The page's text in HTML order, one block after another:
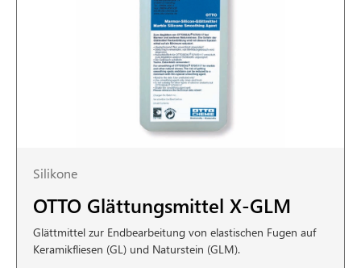
Silikone
OTTO Glättungsmittel X-GLM
Glättmittel zur Endbearbeitung von elastischen Fugen auf
Keramikfliesen (GL) und Naturstein (GLM).